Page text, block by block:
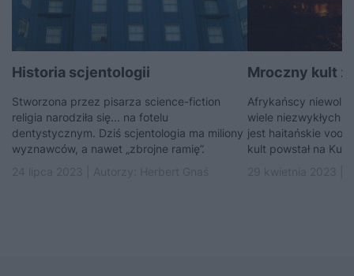
Historia scjentologii
Stworzona przez pisarza science-fiction
religia narodziła się... na fotelu
dentystycznym. Dziś scjentologia ma miliony
wyznawców, a nawet „zbrojne ramię”.
Mroczny kult z
Afrykańscy
wiele niezwykłych
jest haitańskie
kult powstał na